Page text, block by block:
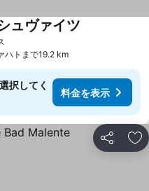
ュヴァイツ
ハトまで19.2 km
択してく
料金を表示
シェア お